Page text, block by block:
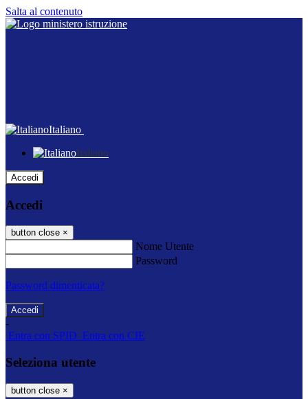
Salta al contenuto
Italiano
Italiano
Accedi
Accedi
button close ×
Nome Utente
Password
Password dimenticata?
-
Entra con SPID Entra con CIE
Seleziona utente
button close ×